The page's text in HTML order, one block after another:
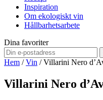
Inspiration
Om ekologiskt vin
Hållbarhetsarbete
Dina favoriter
Hem /Vin /Villarini Nero
Villarini Nero